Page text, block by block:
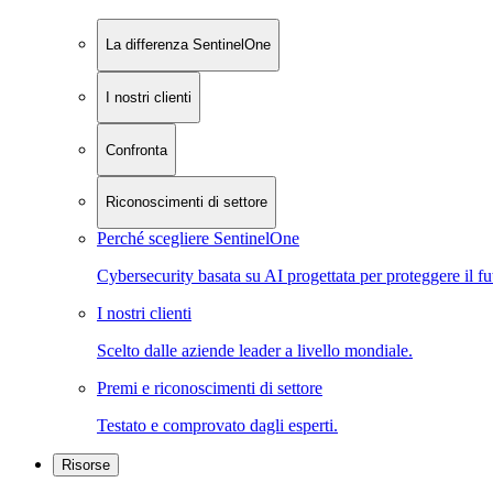
La differenza SentinelOne
I nostri clienti
Confronta
Riconoscimenti di settore
Perché scegliere SentinelOne
Cybersecurity basata su AI progettata per proteggere il
I nostri clienti
Scelto dalle aziende leader a livello mondiale.
Premi e riconoscimenti di settore
Testato e comprovato dagli esperti.
Risorse